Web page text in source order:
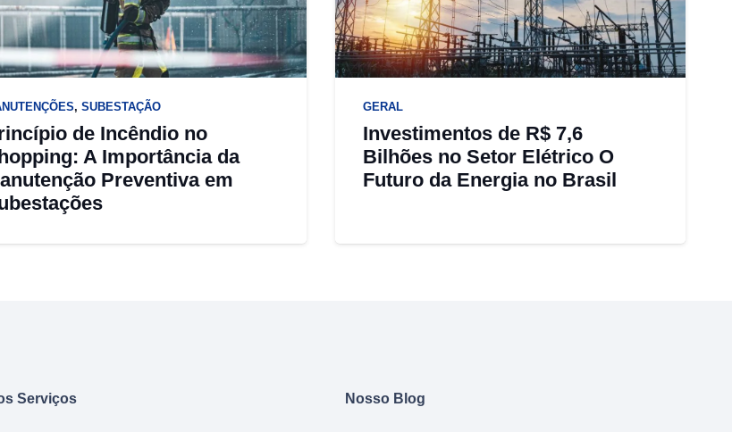
,SUBESTAÇÃO
de Incêndio no
A Importância da
Preventiva em
GERAL
Investimentos de R$ 7,6
Bilhões no Setor Elétrico O
Futuro da Energia no Brasil
Serviços Nosso Blog